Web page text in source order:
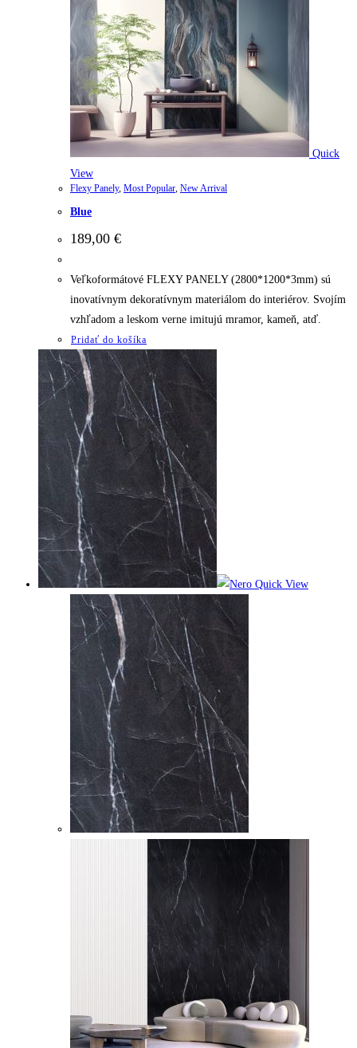
Quick
View
Flexy Panely, Most Popular, New Arrival
Blue
189,00 €
Veľkoformátové FLEXY PANELY (2800*1200*3mm) sú
inovatívnym dekoratívnym materiálom do interiérov. Svojím
vzhľadom a leskom verne imitujú mramor, kameň, atď.
Pridať do košíka
Quick View